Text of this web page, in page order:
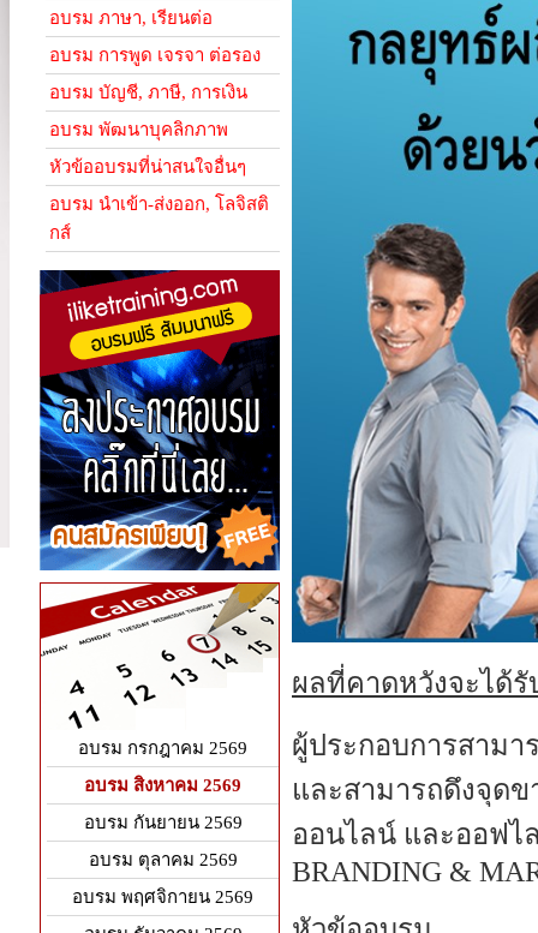
อบรม ภาษา, เรียนต่อ
อบรม การพูด เจรจา ต่อรอง
อบรม บัญชี, ภาษี, การเงิน
อบรม พัฒนาบุคลิกภาพ
หัวข้ออบรมที่น่าสนใจอื่นๆ
อบรม นำเข้า-ส่งออก, โลจิสติ
กส์
อบรม กรกฎาคม 2569
อบรม สิงหาคม 2569
อบรม กันยายน 2569
อบรม ตุลาคม 2569
อบรม พฤศจิกายน 2569
ผลที่คาดหวังจะได้
ผู้ประกอบการสาม
และสามารถดึงจุด
ออนไลน์ และออฟไ
BRANDING &